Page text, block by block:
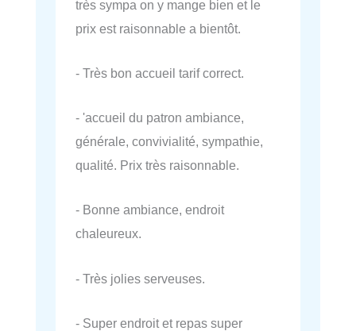
très sympa on y mange bien et le
prix est raisonnable a bientôt.
- Très bon accueil tarif correct.
- 'accueil du patron ambiance,
générale, convivialité, sympathie,
qualité. Prix très raisonnable.
- Bonne ambiance, endroit
chaleureux.
- Très jolies serveuses.
- Super endroit et repas super